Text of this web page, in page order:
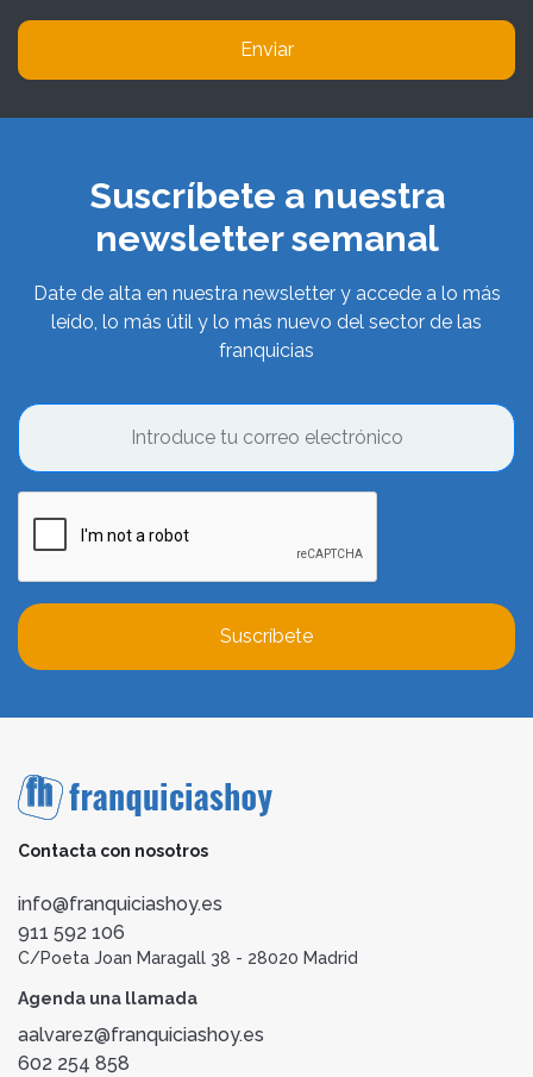
Enviar
Suscríbete a nuestra
newsletter semanal
Date de alta en nuestra newsletter y accede a lo más
leído, lo más útil y lo más nuevo del sector de las
franquicias
Suscríbete
Contacta con nosotros
info@franquiciashoy.es
911 592 106
C/Poeta Joan Maragall 38 - 28020 Madrid
Agenda una llamada
aalvarez@franquiciashoy.es
602 254 858